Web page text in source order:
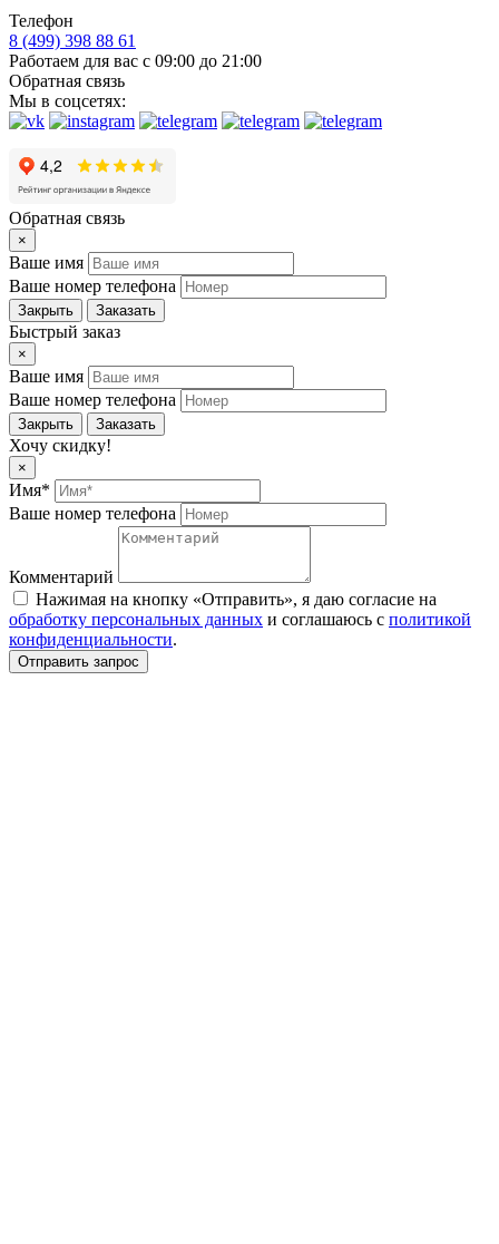
Телефон
8 (499) 398 88 61
Работаем для вас с 09:00 до 21:00
Обратная связь
Мы в соцсетях:
Обратная связь
×
Ваше имя
Ваше номер телефона
Закрыть Заказать
Быстрый заказ
×
Ваше имя
Ваше номер телефона
Закрыть Заказать
Хочу скидку!
×
Имя*
Ваше номер телефона
Комментарий
Нажимая на кнопку «Отправить», я даю согласие на
обработку персональных данных и соглашаюсь c политикой
конфиденциальности.
Отправить запрос